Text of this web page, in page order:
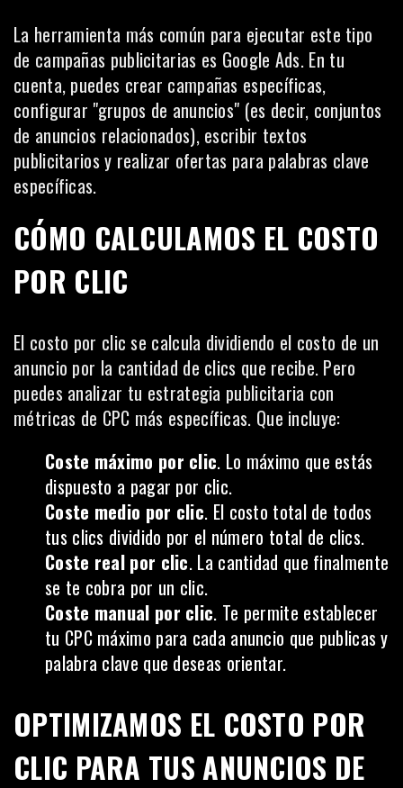
La herramienta más común para ejecutar este tipo
de campañas publicitarias es Google Ads. En tu
cuenta, puedes crear campañas específicas,
configurar "grupos de anuncios" (es decir, conjuntos
de anuncios relacionados), escribir textos
publicitarios y realizar ofertas para palabras clave
específicas.
CÓMO CALCULAMOS EL COSTO
POR CLIC
El costo por clic se calcula dividiendo el costo de un
anuncio por la cantidad de clics que recibe. Pero
puedes analizar tu estrategia publicitaria con
métricas de CPC más específicas. Que incluye:
Coste máximo por clic. Lo máximo que estás
dispuesto a pagar por clic.
Coste medio por clic. El costo total de todos
tus clics dividido por el número total de clics.
Coste real por clic. La cantidad que finalmente
se te cobra por un clic.
Coste manual por clic. Te permite establecer
tu CPC máximo para cada anuncio que publicas y
palabra clave que deseas orientar.
OPTIMIZAMOS EL COSTO POR
CLIC PARA TUS ANUNCIOS DE